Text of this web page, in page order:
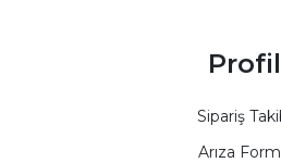
Profil
Sipariş
Arıza